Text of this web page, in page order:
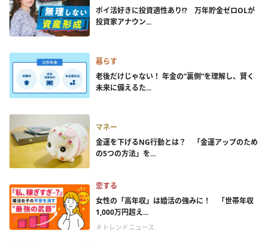
ポイ活好きに投資適性あり!? 万年貯金ゼロOLが
投資家アナウン...
暮らす
老後だけじゃない！ 年金の”裏側”を理解し、賢く
未来に備えるた...
マネー
金運を下げるNG行動とは？ 「金運アップのため
の5つの方法」を...
恋する
女性の「高年収」は婚活の強みに！ 「世帯年収
1,000万円超え...
＃トレンドニュース